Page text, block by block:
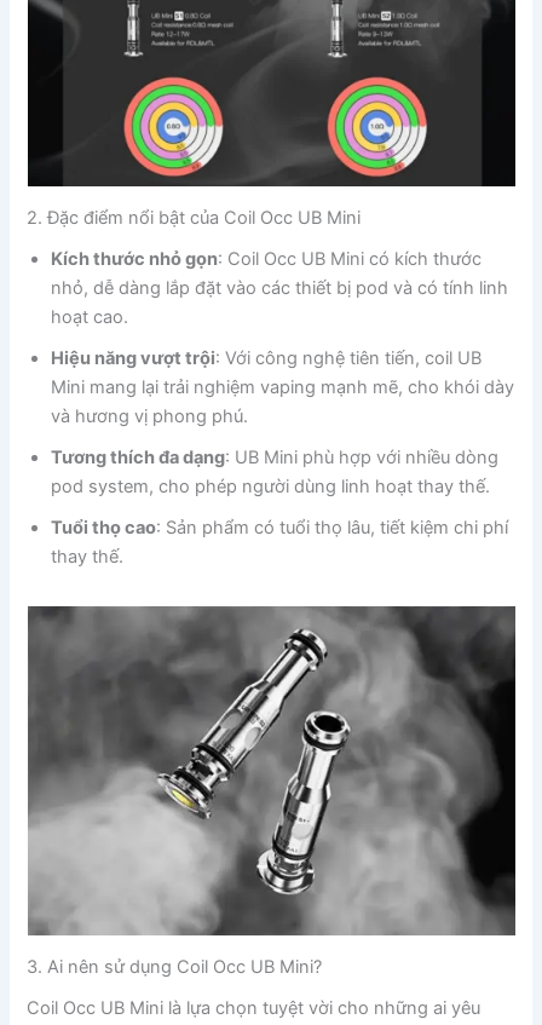
2. Đặc điểm nổi bật của Coil Occ UB Mini
Kích thước nhỏ gọn: Coil Occ UB Mini có kích thước
nhỏ, dễ dàng lắp đặt vào các thiết bị pod và có tính linh
hoạt cao.
Hiệu năng vượt trội: Với công nghệ tiên tiến, coil UB
Mini mang lại trải nghiệm vaping mạnh mẽ, cho khói dày
và hương vị phong phú.
Tương thích đa dạng: UB Mini phù hợp với nhiều dòng
pod system, cho phép người dùng linh hoạt thay thế.
Tuổi thọ cao: Sản phẩm có tuổi thọ lâu, tiết kiệm chi phí
thay thế.
3. Ai nên sử dụng Coil Occ UB Mini?
Coil Occ UB Mini là lựa chọn tuyệt vời cho những ai yêu